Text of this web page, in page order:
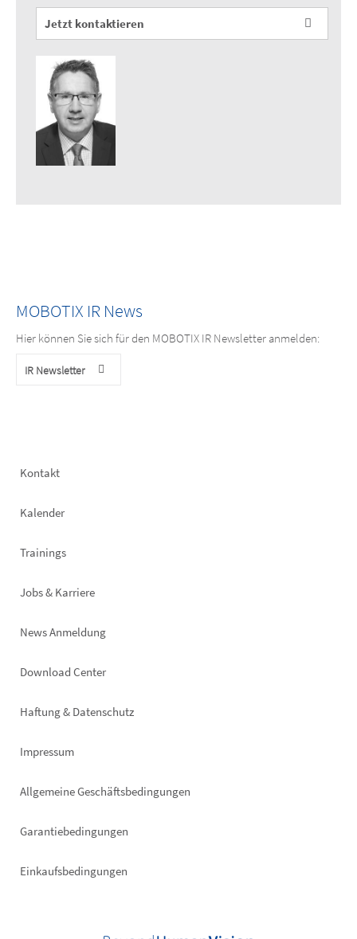
Jetzt kontaktieren
MOBOTIX IR News
Hier können Sie sich für den MOBOTIX IR Newsletter anmelden:
IR Newsletter
Footer
Kontakt
Kalender
Trainings
Jobs & Karriere
News Anmeldung
Footer
Download Center
Haftung & Datenschutz
Impressum
Allgemeine Geschäftsbedingungen
Garantiebedingungen
Einkaufsbedingungen